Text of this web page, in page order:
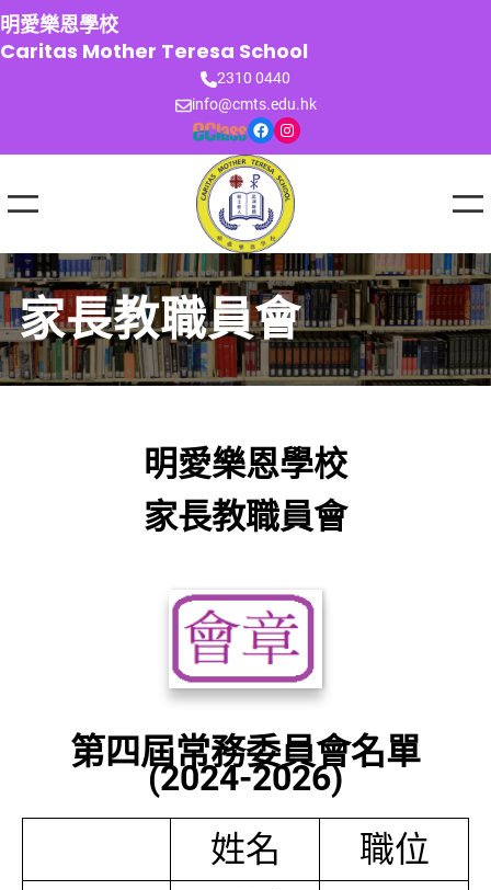
跳
至
主
明愛樂恩學校
Caritas Mother Teresa School
2310 0440
info@cmts.edu.hk
Facebook Instagram
家長教職員會
明愛樂恩學校
家長教職員會
第四屆常務委員會名單
(2024-2026)
姓名
職位